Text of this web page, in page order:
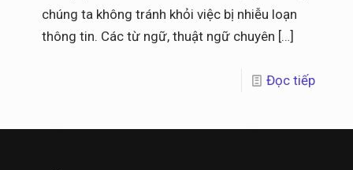
chúng ta không tránh khỏi việc bị nhiễu loạn
thông tin. Các từ ngữ, thuật ngữ chuyên […]
Đọc tiếp